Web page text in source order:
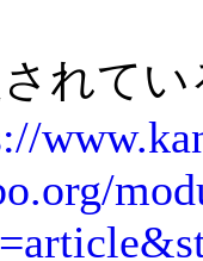
れてい